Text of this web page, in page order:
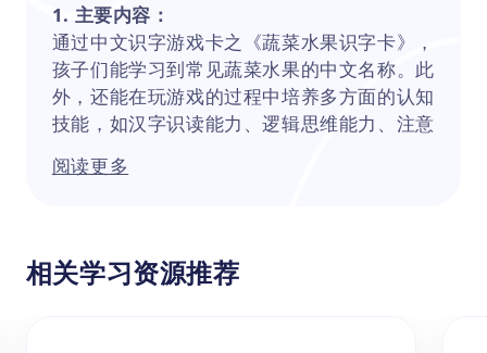
1. 主要内容：
通过中文识字游戏卡之《蔬菜水果识字卡》，
孩子们能学习到常见蔬菜水果的中文名称。此
外，还能在玩游戏的过程中培养多方面的认知
技能，如汉字识读能力、逻辑思维能力、注意
文学习打下坚实基础。家长和老师都可以充分
（1）蔬菜类词汇：土豆（tǔ dòu）、南瓜
（nán guā）、茄子（qié zi）、胡萝卜（hú
阅读更多
相关学习资源推荐